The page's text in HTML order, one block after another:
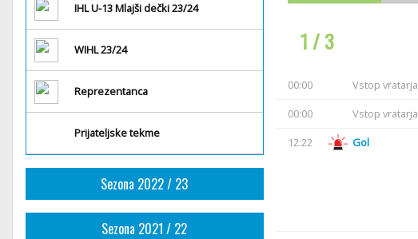
IHL U-13 Mlajši dečki 23/24
WIHL 23/24
Reprezentanca
Prijateljske tekme
Sezona 2022 / 23
Sezona 2021 / 22
1 / 3
00:00 Vstop vratarja
00:00
Vstop vratarja
12:22
Gol